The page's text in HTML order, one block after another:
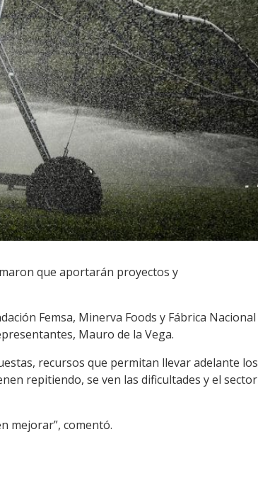
que aportarán proyectos y
Femsa, Minerva Foods y Fábrica Nacional
Mauro de la Vega.
recursos que permitan llevar adelante los
repitiendo, se ven las dificultades y el sector
mejorar”, comentó.